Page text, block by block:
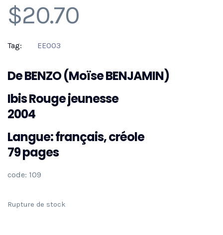
$20.70
Tag: EE003
De BENZO (Moïse BENJAMIN)
Ibis Rouge jeunesse
2004
Langue: français, créole
79 pages
code: 109
Rupture de stock